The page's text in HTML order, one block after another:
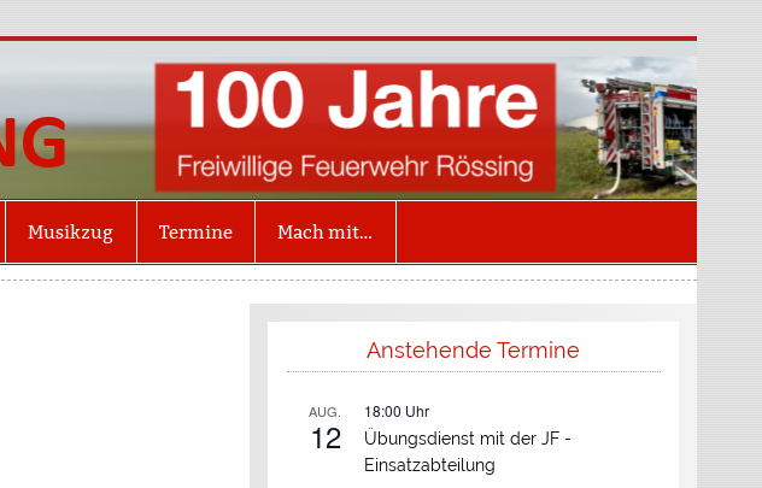
Freiwillige Feuerwehr
Rössing
Musikzug Termine Mach mit…
Anstehende Termine
AUG.
12
18:00 Uhr
Übungsdienst mit der JF -
Einsatzabteilung